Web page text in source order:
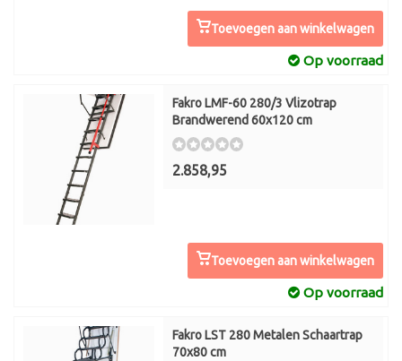
Toevoegen aan winkelwagen
Op voorraad
Fakro LMF-60 280/3 Vlizotrap
Brandwerend 60x120 cm
2.858,95
Toevoegen aan winkelwagen
Op voorraad
Fakro LST 280 Metalen Schaartrap
70x80 cm